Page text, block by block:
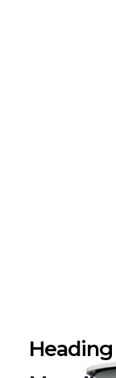
Heading